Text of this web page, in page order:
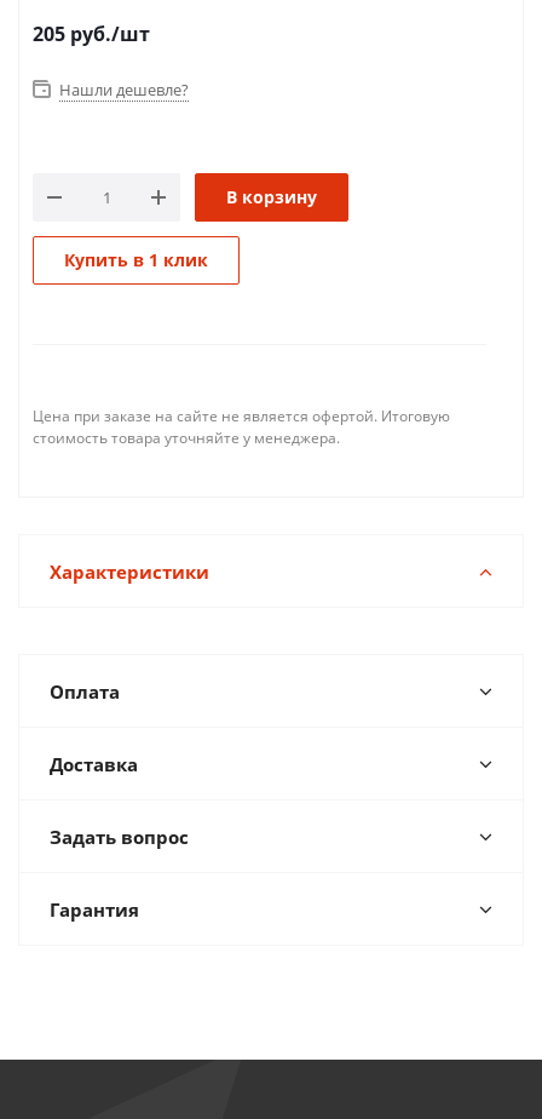
205 руб./шт
Нашли дешевле?
В корзину
Купить в 1 клик
Цена при заказе на сайте не является офертой. Итоговую
стоимость товара уточняйте у менеджера.
Характеристики
Оплата
Доставка
Задать вопрос
Гарантия